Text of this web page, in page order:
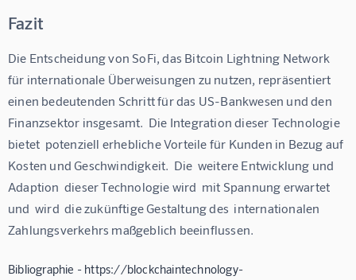
Fazit
Die Entscheidung von SoFi, das Bitcoin Lightning Network
für internationale Überweisungen zu nutzen, repräsentiert
einen bedeutenden Schritt für das US-Bankwesen und den
Finanzsektor insgesamt.  Die Integration dieser Technologie
bietet  potenziell erhebliche Vorteile für Kunden in Bezug auf
Kosten und Geschwindigkeit.  Die  weitere Entwicklung und
Adaption  dieser Technologie wird  mit Spannung erwartet
und  wird  die zukünftige Gestaltung des  internationalen
Zahlungsverkehrs maßgeblich beeinflussen.
Bibliographie - https://blockchaintechnology-